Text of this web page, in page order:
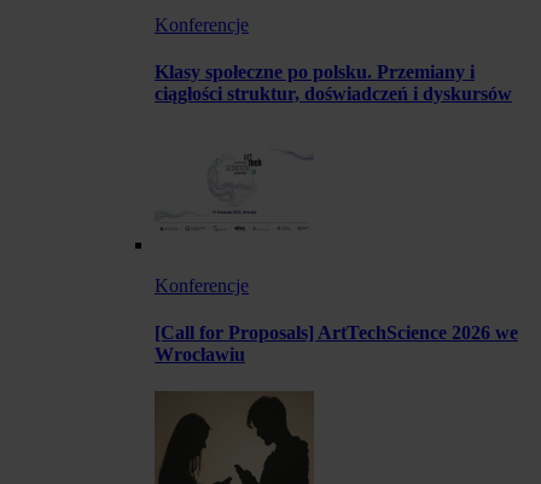
Konferencje
Klasy społeczne po polsku. Przemiany i
ciągłości struktur, doświadczeń i dyskursów
Konferencje
[Call for Proposals] ArtTechScience 2026 we
Wrocławiu